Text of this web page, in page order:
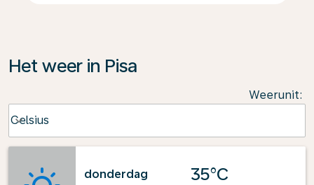
Het weer in Pisa
Weerunit:
Celsius
keyboard_arrow_down
donderdag
35°C